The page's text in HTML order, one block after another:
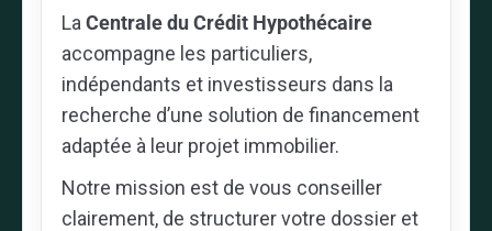
La Centrale du Crédit Hypothécaire
accompagne les particuliers,
indépendants et investisseurs dans la
recherche d’une solution de financement
adaptée à leur projet immobilier.
Notre mission est de vous conseiller
clairement, de structurer votre dossier et